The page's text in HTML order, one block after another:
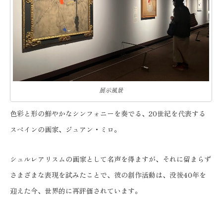
展示風景
色彩と形の鮮やかなシンフォニーを奏でる、20世紀を代表する
スペインの画家、ジュアン・ミロ。
シュルレアリスムの画家として名声を得ますが、それに留まらず
さまざまな表現を試みたことで、彼の創作活動は、没後40年を
迎えた今、世界的に再評価されています。